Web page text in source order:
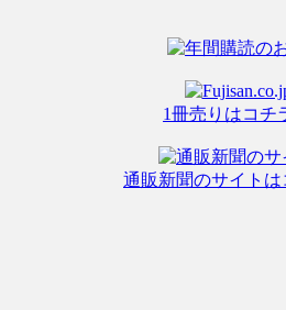
1冊売りはコチ
通販新聞のサイトは